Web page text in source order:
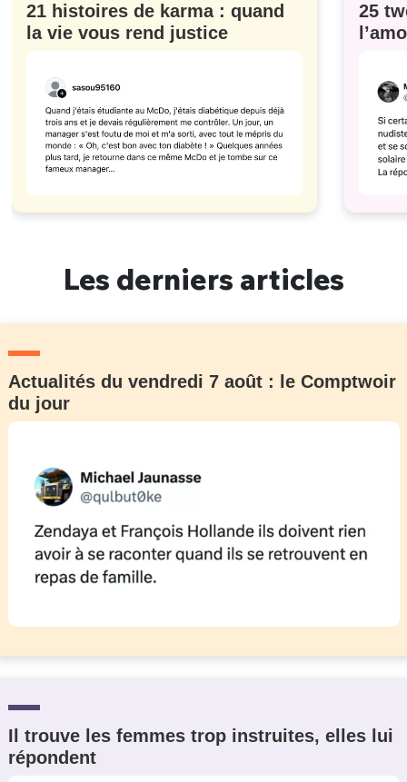
21 histoires de karma : quand
la vie vous rend justice
25
Les derniers articles
Actualités du vendredi 7 août : le Comptwoir
du jour
Il trouve les femmes trop instruites, elles lui
répondent